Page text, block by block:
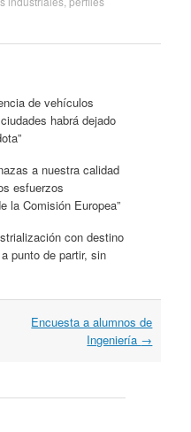
de vehículos
habrá dejado
a nuestra calidad
esfuerzos
la Comisión Europea”
con destino
punto de partir, sin
Encuesta a alumnos de
Ingeniería →